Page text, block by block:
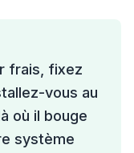
frais, fixez
vous au
où il bouge
système